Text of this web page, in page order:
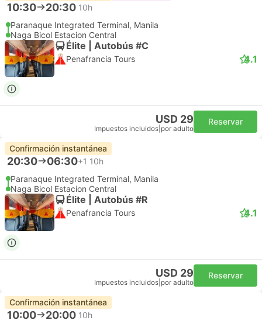
10:30 20:30 10h
Paranaque Integrated Terminal, Manila
Naga Bicol Estacion Central
Élite | Autobús #C
Penafrancia Tours 4.1
USD 29
Impuestos incluidos por adulto
Reservar
Confirmación instantánea
20:30 06:30+1 10h
Paranaque Integrated Terminal, Manila
Naga Bicol Estacion Central
Élite | Autobús #R
Penafrancia Tours 4.1
USD 29
Impuestos incluidos por adulto
Reservar
Confirmación instantánea
10:00 20:00 10h